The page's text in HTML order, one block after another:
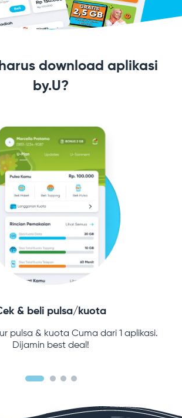
download aplikasi
by.U?
& beli pulsa/kuota
pulsa & kuota Cuma dari 1 aplikasi.
Dijamin best deal!